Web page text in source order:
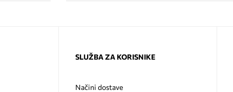
SLUŽBA ZA KORISNIKE
Načini dostave